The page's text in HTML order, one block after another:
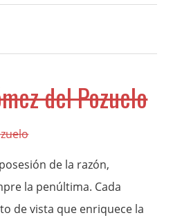
del Pozuelo
de la razón,
la penúltima. Cada
de vista que enriquece la